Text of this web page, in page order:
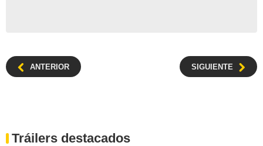
ANTERIOR SIGUIENTE
Tráilers destacados